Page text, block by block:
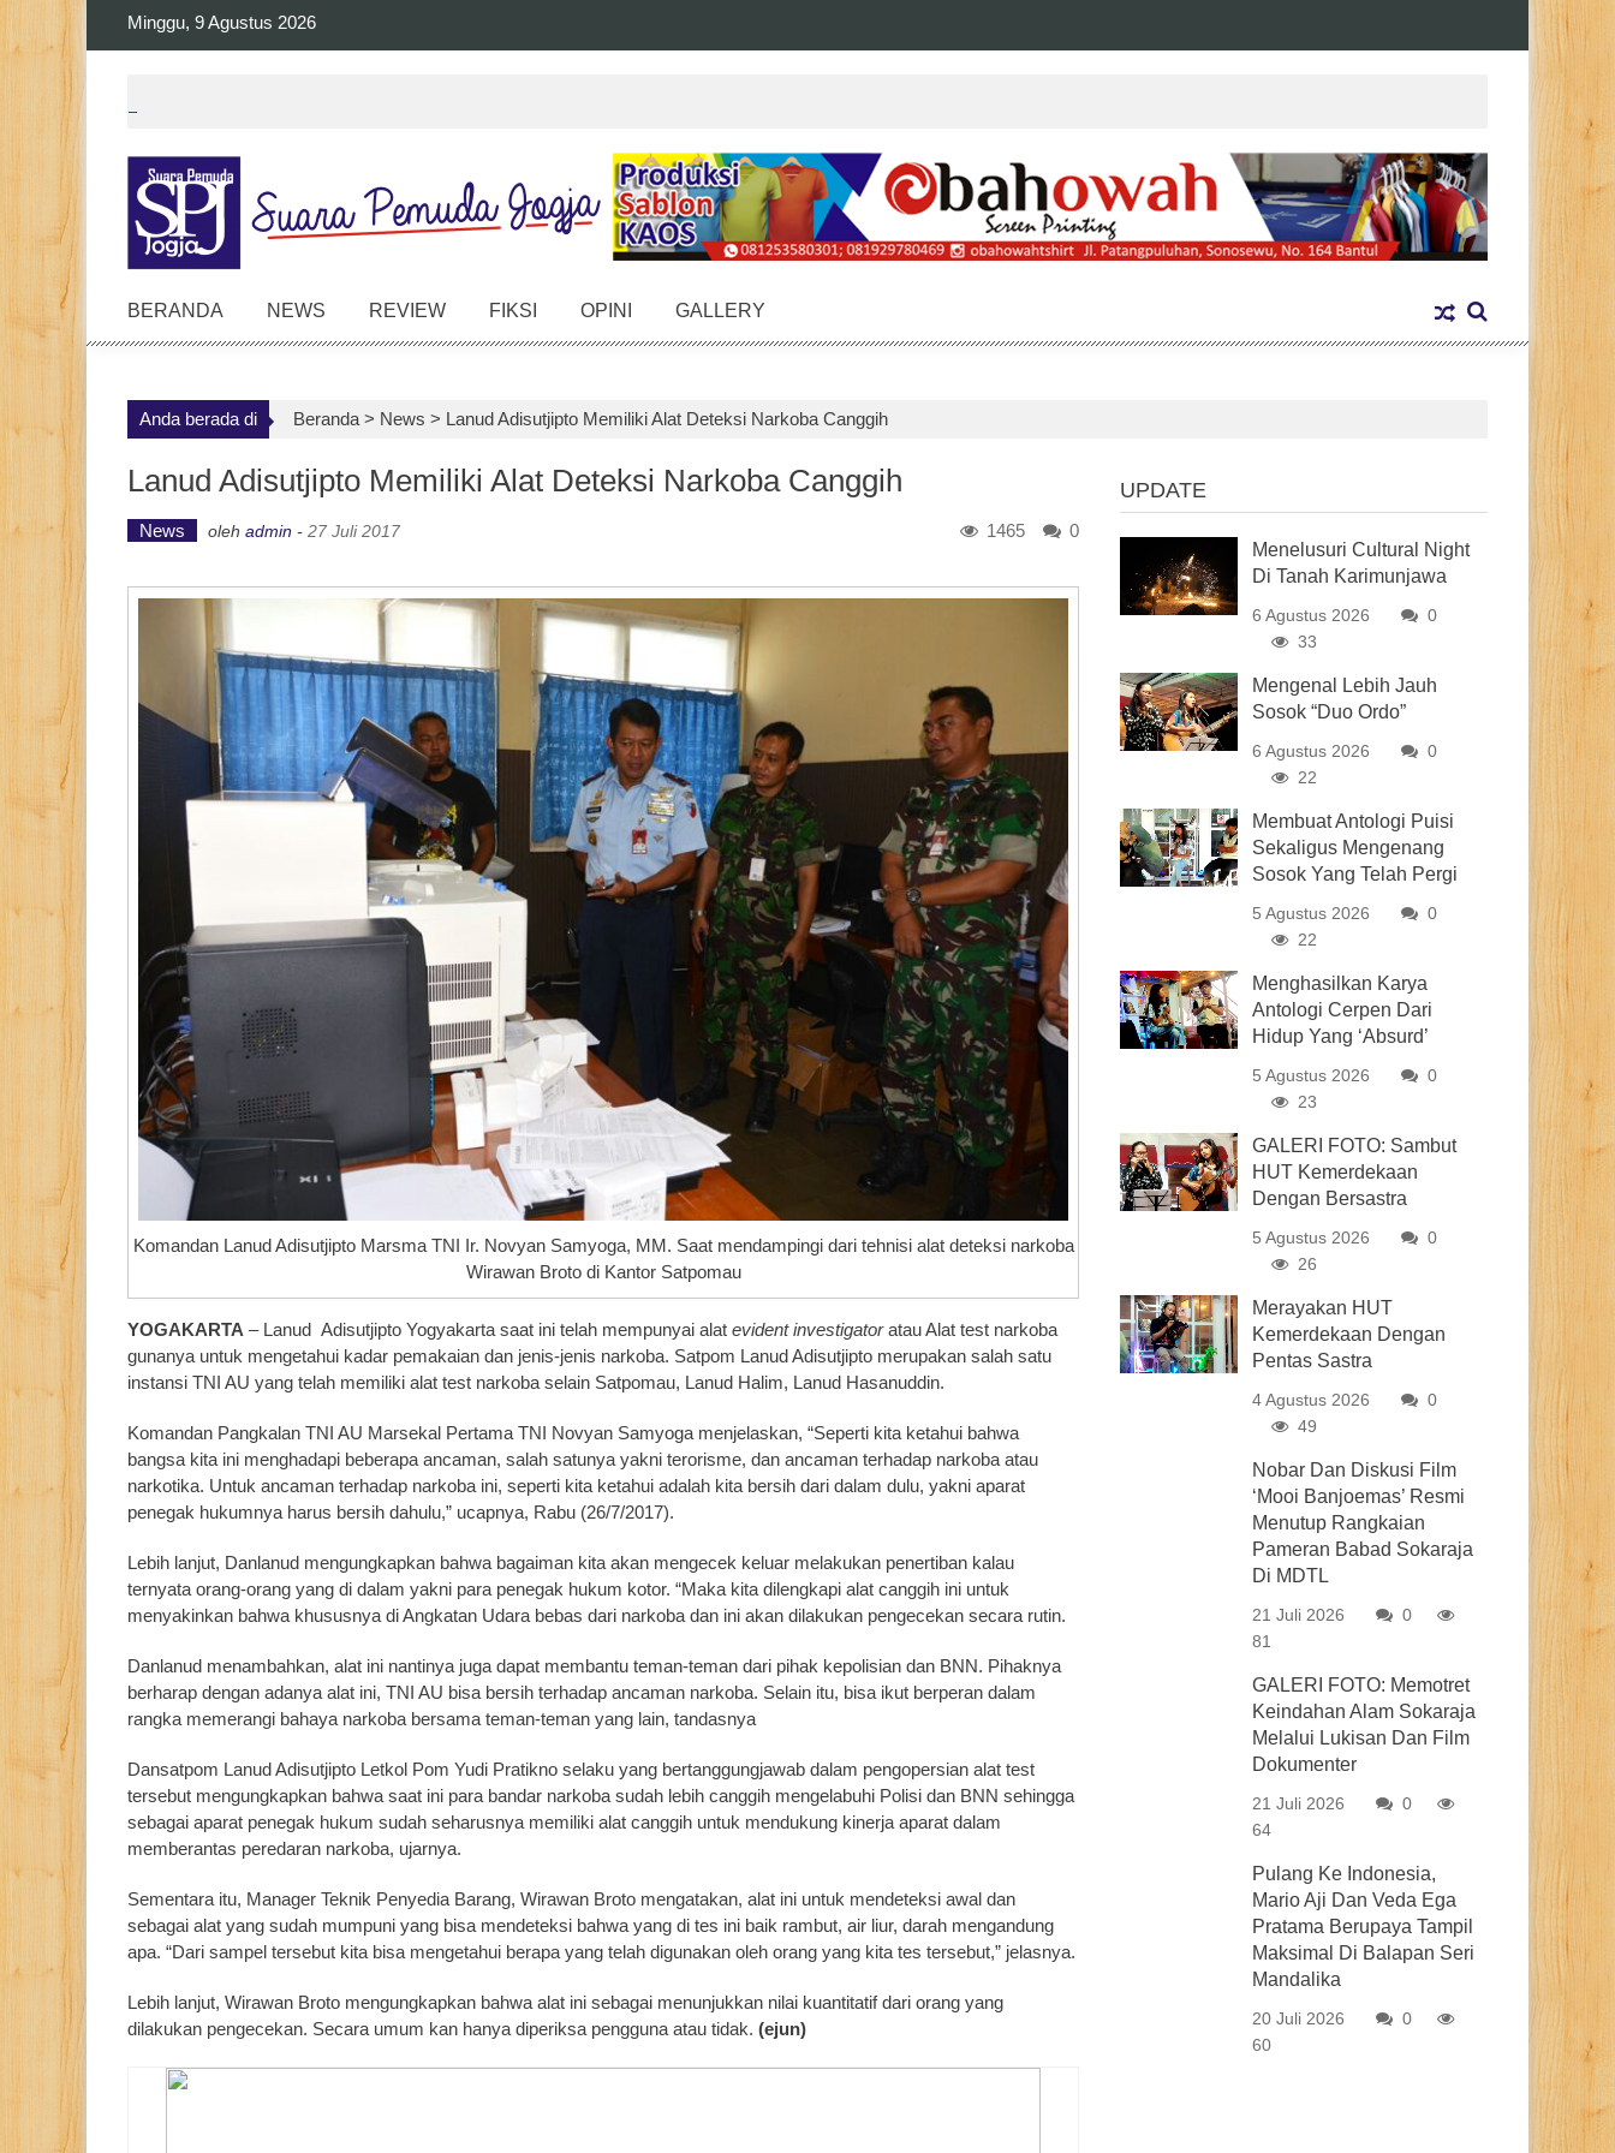
Minggu, 9 Agustus 2026
BERANDA NEWS REVIEW FIKSI OPINI GALLERY
Anda berada di Beranda > News > Lanud Adisutjipto Memiliki Alat Deteksi Narkoba Canggih
Lanud Adisutjipto Memiliki Alat Deteksi Narkoba Canggih
News oleh admin - 27 Juli 2017 0
1465
Komandan Lanud Adisutjipto Marsma TNI Ir. Novyan Samyoga, MM. Saat mendampingi dari tehnisi alat deteksi narkoba
Wirawan Broto di Kantor Satpomau
YOGAKARTA – Lanud Adisutjipto Yogyakarta saat ini telah mempunyai alat evident investigatoratau Alat test narkoba
gunanya untuk mengetahui kadar pemakaian dan jenis-jenis narkoba. Satpom Lanud Adisutjipto merupakan salah satu
instansi TNI AU yang telah memiliki alat test narkoba selain Satpomau, Lanud Halim, Lanud Hasanuddin.
Komandan Pangkalan TNI AU Marsekal Pertama TNI Novyan Samyoga menjelaskan, “Seperti kita ketahui bahwa
bangsa kita ini menghadapi beberapa ancaman, salah satunya yakni terorisme, dan ancaman terhadap narkoba atau
narkotika. Untuk ancaman terhadap narkoba ini, seperti kita ketahui adalah kita bersih dari dalam dulu, yakni aparat
penegak hukumnya harus bersih dahulu,” ucapnya, Rabu (26/7/2017).
Lebih lanjut, Danlanud mengungkapkan bahwa bagaiman kita akan mengecek keluar melakukan penertiban kalau
ternyata orang-orang yang di dalam yakni para penegak hukum kotor. “Maka kita dilengkapi alat canggih ini untuk
menyakinkan bahwa khususnya di Angkatan Udara bebas dari narkoba dan ini akan dilakukan pengecekan secara rutin.
Danlanud menambahkan, alat ini nantinya juga dapat membantu teman-teman dari pihak kepolisian dan BNN. Pihaknya
berharap dengan adanya alat ini, TNI AU bisa bersih terhadap ancaman narkoba. Selain itu, bisa ikut berperan dalam
rangka memerangi bahaya narkoba bersama teman-teman yang lain, tandasnya
Dansatpom Lanud Adisutjipto Letkol Pom Yudi Pratikno selaku yang bertanggungjawab dalam pengopersian alat test
tersebut mengungkapkan bahwa saat ini para bandar narkoba sudah lebih canggih mengelabuhi Polisi dan BNN sehingga
sebagai aparat penegak hukum sudah seharusnya memiliki alat canggih untuk mendukung kinerja aparat dalam
memberantas peredaran narkoba, ujarnya.
Sementara itu, Manager Teknik Penyedia Barang, Wirawan Broto mengatakan, alat ini untuk mendeteksi awal dan
sebagai alat yang sudah mumpuni yang bisa mendeteksi bahwa yang di tes ini baik rambut, air liur, darah mengandung
apa. “Dari sampel tersebut kita bisa mengetahui berapa yang telah digunakan oleh orang yang kita tes tersebut,” jelasnya.
Lebih lanjut, Wirawan Broto mengungkapkan bahwa alat ini sebagai menunjukkan nilai kuantitatif dari orang yang
dilakukan pengecekan. Secara umum kan hanya diperiksa pengguna atau tidak. (ejun)
UPDATE
Menelusuri Cultural Night
Di Tanah Karimunjawa
6 Agustus 2026
0
33
Mengenal Lebih Jauh
Sosok “Duo Ordo”
6 Agustus 2026
0
22
Membuat Antologi Puisi
Sekaligus Mengenang
Sosok Yang Telah Pergi
5 Agustus 2026
0
22
Menghasilkan Karya
Antologi Cerpen Dari
Hidup Yang ‘Absurd’
5 Agustus 2026
0
23
GALERI FOTO: Sambut
HUT Kemerdekaan
Dengan Bersastra
5 Agustus 2026
0
26
Merayakan HUT
Kemerdekaan Dengan
Pentas Sastra
4 Agustus 2026
0
49
Nobar Dan Diskusi Film
‘Mooi Banjoemas’ Resmi
Menutup Rangkaian
Pameran Babad Sokaraja
Di MDTL
21 Juli 2026
0
81
GALERI FOTO: Memotret
Keindahan Alam Sokaraja
Melalui Lukisan Dan Film
Dokumenter
21 Juli 2026
0
64
Pulang Ke Indonesia,
Mario Aji Dan Veda Ega
Pratama Berupaya Tampil
Maksimal Di Balapan Seri
Mandalika
20 Juli 2026
0
60